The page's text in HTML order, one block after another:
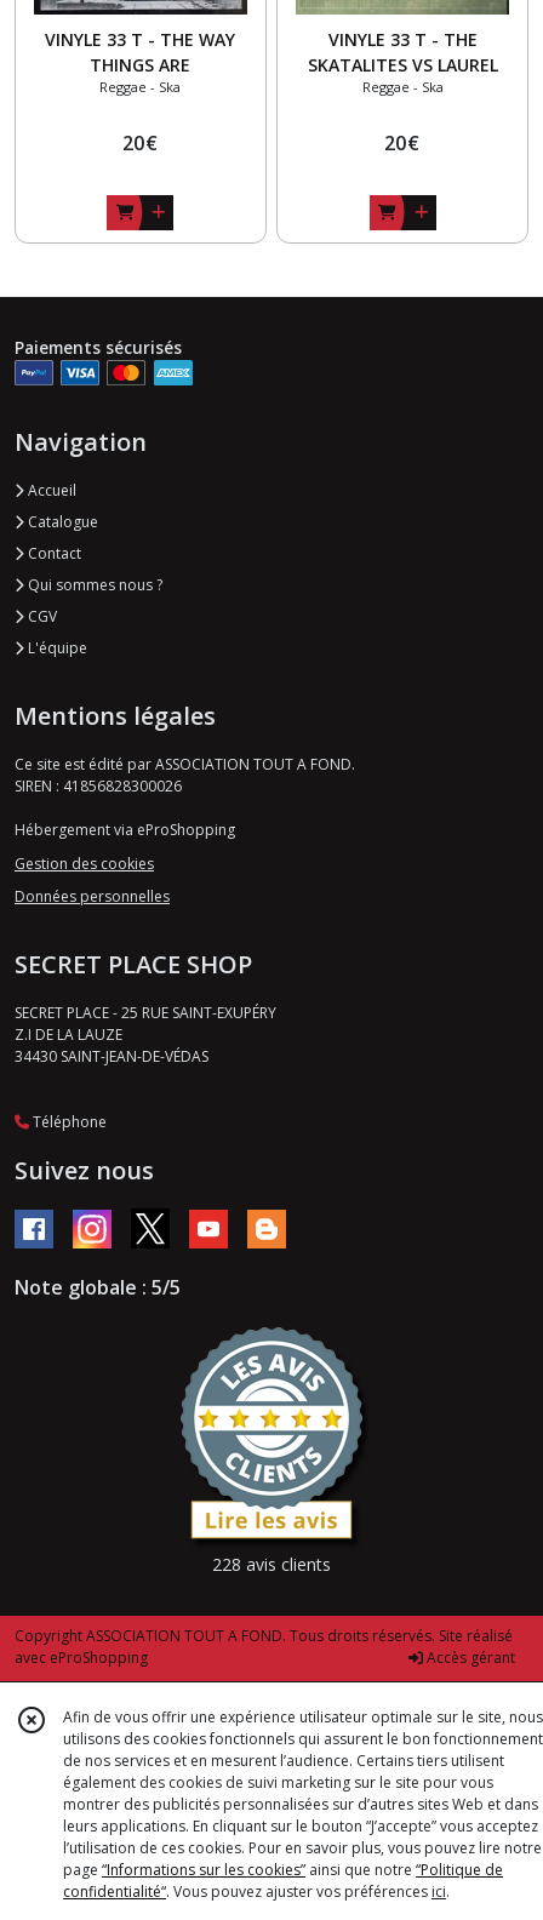
VINYLE 33 T - THE WAY
THINGS ARE
Reggae - Ska
20€
VINYLE 33 T - THE
SKATALITES VS LAUREL
AITKEN - SKA TITANS
Reggae - Ska
20€
Paiements sécurisés
Navigation
Accueil
Catalogue
Contact
Qui sommes nous ?
CGV
L'équipe
Mentions légales
Ce site est édité par ASSOCIATION TOUT A FOND.
SIREN : 41856828300026
Hébergement via eProShopping
Gestion des cookies
Données personnelles
SECRET PLACE SHOP
SECRET PLACE - 25 RUE SAINT-EXUPÉRY
Z.I DE LA LAUZE
34430 SAINT-JEAN-DE-VÉDAS
Téléphone
Suivez nous
Note globale : 5/5
228 avis clients
Copyright ASSOCIATION TOUT A FOND. Tous droits réservés. Site réalisé
avec eProShopping Accès gérant
Afin de vous offrir une expérience utilisateur optimale sur le site, nous
utilisons des cookies fonctionnels qui assurent le bon fonctionnement
de nos services et en mesurent l’audience. Certains tiers utilisent
également des cookies de suivi marketing sur le site pour vous
montrer des publicités personnalisées sur d’autres sites Web et dans
leurs applications. En cliquant sur le bouton “J’accepte” vous acceptez
l’utilisation de ces cookies. Pour en savoir plus, vous pouvez lire notre
page “Informations sur les cookies” ainsi que notre “Politique de
confidentialité“. Vous pouvez ajuster vos préférences ici.